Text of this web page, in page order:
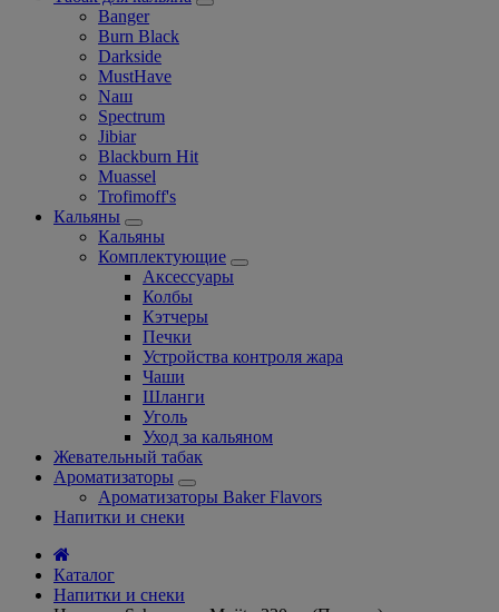
Banger
Burn Black
Darkside
MustHave
Nаш
Spectrum
Jibiar
Blackburn Hit
Muassel
Trofimoff's
Кальяны
Кальяны
Комплектующие
Аксессуары
Колбы
Кэтчеры
Печки
Устройства контроля жара
Чаши
Шланги
Уголь
Уход за кальяном
Жевательный табак
Ароматизаторы
Ароматизаторы Baker Flavors
Напитки и снеки
Каталог
Напитки и снеки